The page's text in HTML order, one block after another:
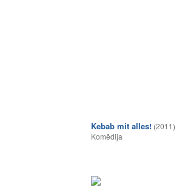
Kebab mit alles! (2011)
Komēdija